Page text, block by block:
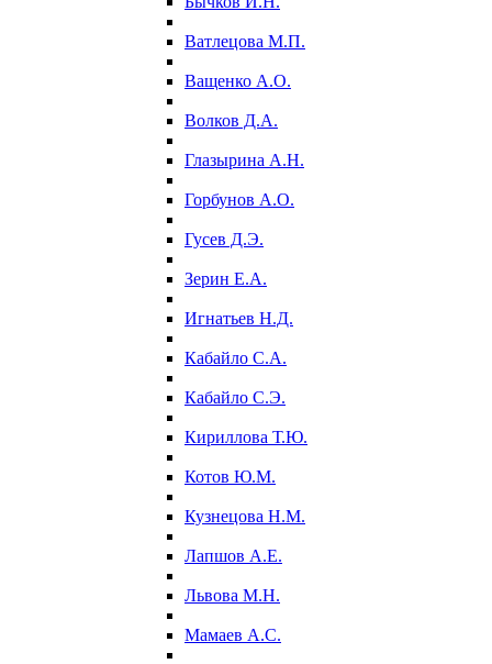
Ватлецова М.П.
Ващенко А.О.
Волков Д.А.
Глазырина А.Н.
Горбунов А.О.
Гусев Д.Э.
Зерин Е.А.
Игнатьев Н.Д.
Кабайло С.А.
Кабайло С.Э.
Кириллова Т.Ю.
Котов Ю.М.
Кузнецова Н.М.
Лапшов А.Е.
Львова М.Н.
Мамаев А.С.